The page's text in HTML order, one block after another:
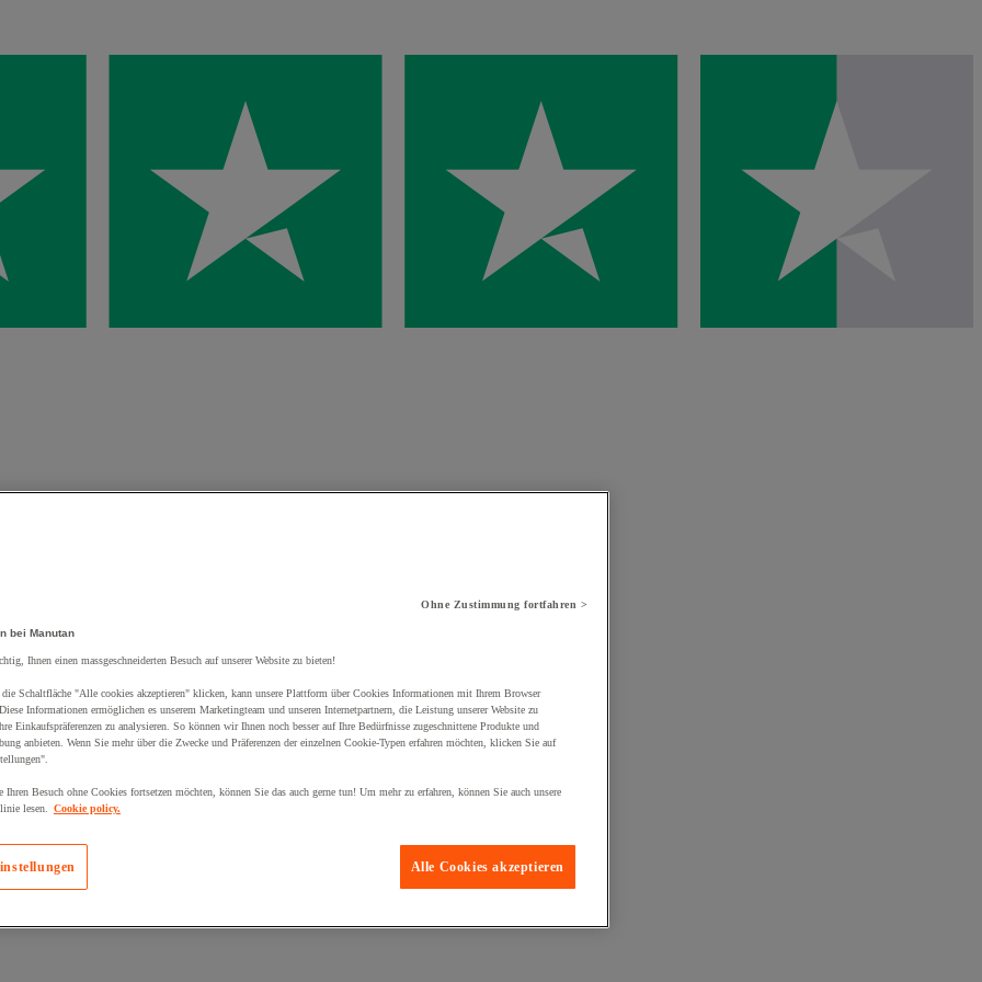
zum Warenkorb hinzugefügt:
Ohne Zustimmung fortfahren >
bei Manutan
Ihnen einen massgeschneiderten Besuch auf unserer Website zu bieten!
die Schaltfläche "Alle cookies akzeptieren" klicken, kann unsere Plattform über Cookies Informationen mit Ihrem Browser
Informationen ermöglichen es unserem Marketingteam und unseren Internetpartnern, die Leistung unserer Website zu
Einkaufspräferenzen zu analysieren. So können wir Ihnen noch besser auf Ihre Bedürfnisse zugeschnittene Produkte und
anbieten. Wenn Sie mehr über die Zwecke und Präferenzen der einzelnen Cookie-Typen erfahren möchten, klicken Sie auf
Ihren Besuch ohne Cookies fortsetzen möchten, können Sie das auch gerne tun! Um mehr zu erfahren, können Sie auch unsere
lesen.
Cookie policy.
Alle Cookies akzeptieren